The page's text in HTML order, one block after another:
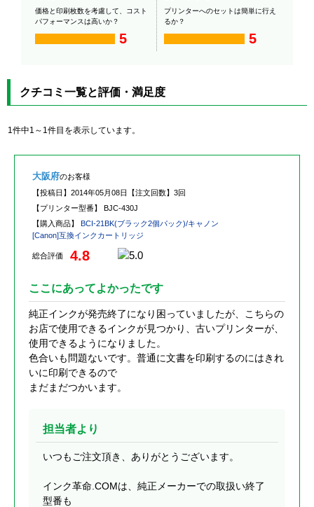
価格と印刷枚数を考慮して、コスト
パフォーマンスは高いか？
5
プリンターへのセットは簡単に行え
るか？
5
クチコミ一覧と評価・満足度
1件中1～1件目を表示しています。
大阪府のお客様
【投稿日】 2014年05月08日 【注文回数】 3回
【プリンター型番】 BJC-430J
【購入商品】 BCI-21BK(ブラック2個パック)/キャノン
[Canon]互換インクカートリッジ
総合評価 4.8
ここにあってよかったです
純正インクが発売終了になり困っていましたが、こちらの
お店で使用できるインクが見つかり、古いプリンターが、
使用できるようになりました。
色合いも問題ないです。普通に文書を印刷するのにはきれ
いに印刷できるので
まだまだつかいます。
担当者より
いつもご注文頂き、ありがとうございます。
インク革命.COMは、純正メーカーでの取扱い終了
型番も